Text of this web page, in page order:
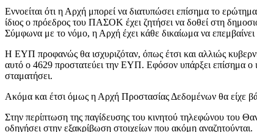
Εννοείται ότι η Αρχή μπορεί να διατυπώσει επίσημα το
ίδιος ο πρόεδρος του ΠΑΣΟΚ έχει ζητήσει να δοθεί στη
Σύμφωνα με το νόμο, η Αρχή έχει κάθε δικαίωμα να
Η ΕΥΠ προφανώς θα ισχυριζόταν, όπως έτσι και αλλιώς
αυτό ο 4629 προστατεύει την ΕΥΠ. Εφόσον υπάρξει επίσημα ο
σταματήσει.
Ακόμα και έτσι όμως η Αρχή Προστασίας Δεδομένων θα είχε
Στην περίπτωση της παγίδευσης του κινητού τηλεφώνου του
οδηγήσει στην εξακρίβωση στοιχείων που ακόμη αναζητούνται.